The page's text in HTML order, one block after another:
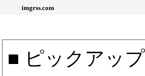
imgrss.com
■ ピックアッ